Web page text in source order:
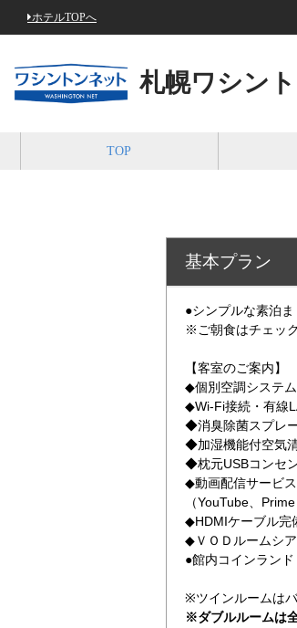
ホテルTOPへ
札幌ワシン
TOP
基本プラン
●シンプルな素泊ま
※ご朝食はチェッ
【客室のご案内】
◆個別空調システム
◆Wi-Fi接続・有線
◆消臭除菌スプレ
◆加湿機能付空気
◆枕元USBコンセ
◆動画配信サービス
（YouTube、
◆HDMIケーブル完
◆ＶＯＤルームシ
●館内コインランド
※ツインルームは
※ダブルルームは